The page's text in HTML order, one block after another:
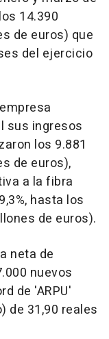
14.390
de euros) que
del ejercicio
sus ingresos
los 9.881
de euros),
a la fibra
hasta los
de euros).
neta de
nuevos
de 'ARPU'
de 31,90 reales